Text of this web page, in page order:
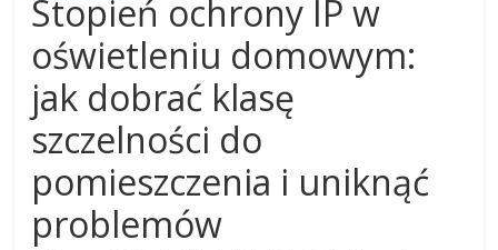
Stopień ochrony IP w
oświetleniu domowym:
jak dobrać klasę
szczelności do
pomieszczenia i uniknąć
problemów